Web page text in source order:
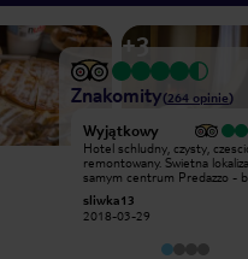
+3
Znakomity(264 opinie)
Wyjątkowy
Hotel schludny, czysty,
remontowany. Swietna
samym centrum Predazzo -
samym hotelu - bezposredni
transport do 3 duzych
Lusia. Centrum wellness male,
sliwka13
2018-03-29